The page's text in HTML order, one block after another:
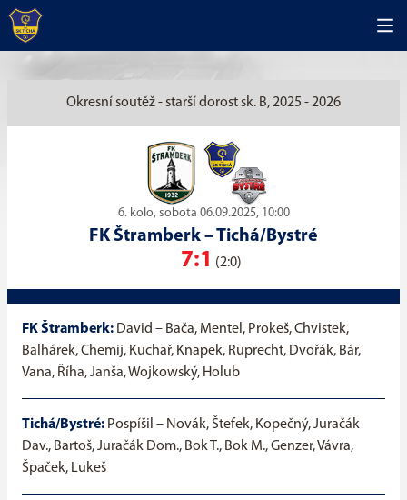
Okresní soutěž - starší dorost sk. B, 2025 - 2026
6. kolo, sobota 06.09.2025, 10:00
FK Štramberk –Tichá/Bystré
7:1 (2:0)
FK Štramberk: David – Bača, Mentel, Prokeš, Chvistek,
Balhárek, Chemij, Kuchař, Knapek, Ruprecht, Dvořák, Bár,
Vana, Říha, Janša, Wojkowský, Holub
Tichá/Bystré: Pospíšil – Novák, Štefek, Kopečný, Juračák
Dav., Bartoš, Juračák Dom., Bok T., Bok M., Genzer, Vávra,
Špaček, Lukeš